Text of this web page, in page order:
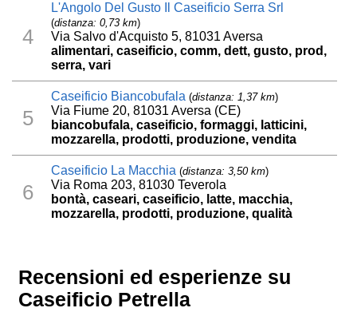
4
L'Angolo Del Gusto Il Caseificio Serra Srl
(distanza: 0,73 km)
Via Salvo d'Acquisto 5, 81031 Aversa
alimentari, caseificio, comm, dett, gusto, prod,
serra, vari
5
Caseificio Biancobufala (distanza: 1,37 km)
Via Fiume 20, 81031 Aversa (CE)
biancobufala, caseificio, formaggi, latticini,
mozzarella, prodotti, produzione, vendita
6
Caseificio La Macchia (distanza: 3,50 km)
Via Roma 203, 81030 Teverola
bontà, caseari, caseificio, latte, macchia,
mozzarella, prodotti, produzione, qualità
Recensioni ed esperienze su
Caseificio Petrella